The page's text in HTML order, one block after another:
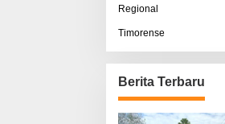
Regional
Timorense
Berita Terbaru